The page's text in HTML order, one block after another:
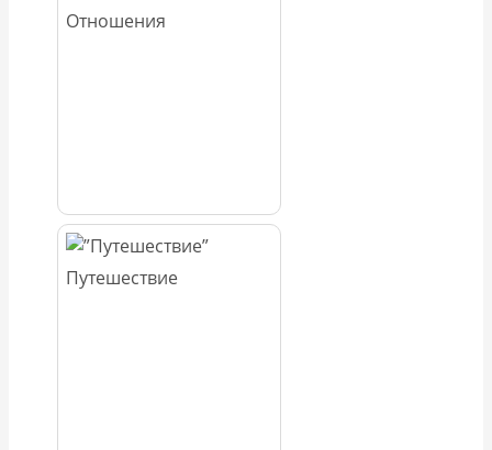
Отношения
Путешествие